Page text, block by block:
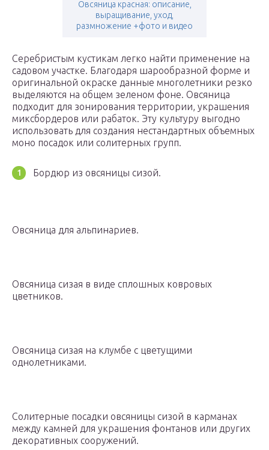
Овсяница красная: описание,
выращивание, уход,
размножение +фото и видео
Серебристым кустикам легко найти применение на
садовом участке. Благодаря шарообразной форме и
оригинальной окраске данные многолетники резко
выделяются на общем зеленом фоне. Овсяница
подходит для зонирования территории, украшения
миксбордеров или рабаток. Эту культуру выгодно
использовать для создания нестандартных объемных
моно посадок или солитерных групп.
Бордюр из овсяницы сизой.
Овсяница для альпинариев.
Овсяница сизая в виде сплошных ковровых
цветников.
Овсяница сизая на клумбе с цветущими
однолетниками.
Солитерные посадки овсяницы сизой в карманах
между камней для украшения фонтанов или других
декоративных сооружений.